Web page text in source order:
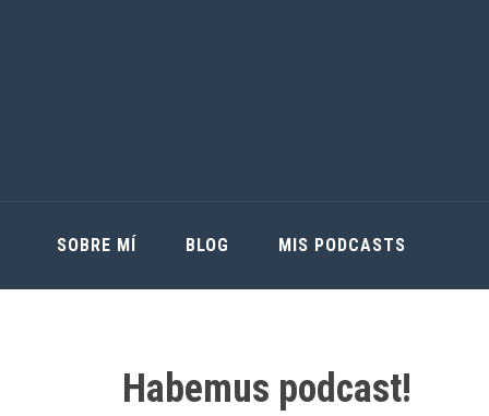
SOBRE MÍ BLOG MIS PODCASTS
Habemus podcast!